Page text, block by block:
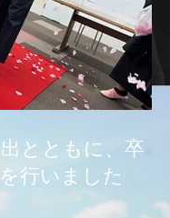
とともに、卒
行いました